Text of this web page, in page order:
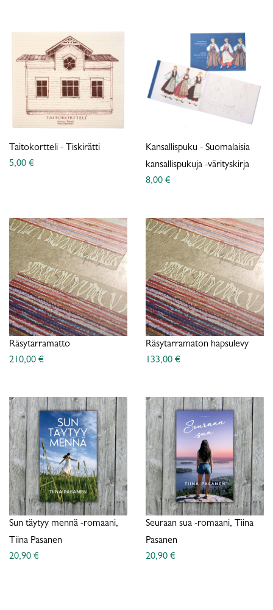
Taitokortteli - Tiskirätti
5,00 €
Kansallispuku - Suomalaisia
kansallispukuja -värityskirja
8,00 €
Räsytarramatto
210,00 €
Räsytarramaton hapsulevy
133,00 €
Sun täytyy mennä -romaani,
Tiina Pasanen
20,90 €
Seuraan sua -romaani, Tiina
Pasanen
20,90 €